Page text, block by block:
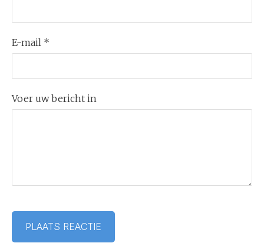
E-mail *
Voer uw bericht in